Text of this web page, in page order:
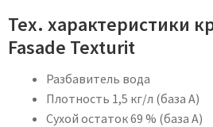
Тех. характеристики
Fasade Texturit
Разбавитель вода
Плотность 1,5 кг/л (база А)
Сухой остаток 69 % (база А)